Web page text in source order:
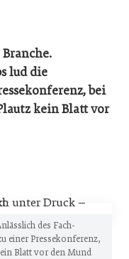
lud die
bei
kein Blatt vor
des Fach­
einer Pressekonferenz,
Blatt vor den Mund